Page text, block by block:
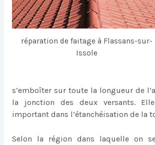
réparation de faitage à Flassans-sur-
Issole
s’emboîter sur toute la longueur de
la jonction des deux versants.
important dans l’étanchéisation de la
Selon la région dans laquelle on